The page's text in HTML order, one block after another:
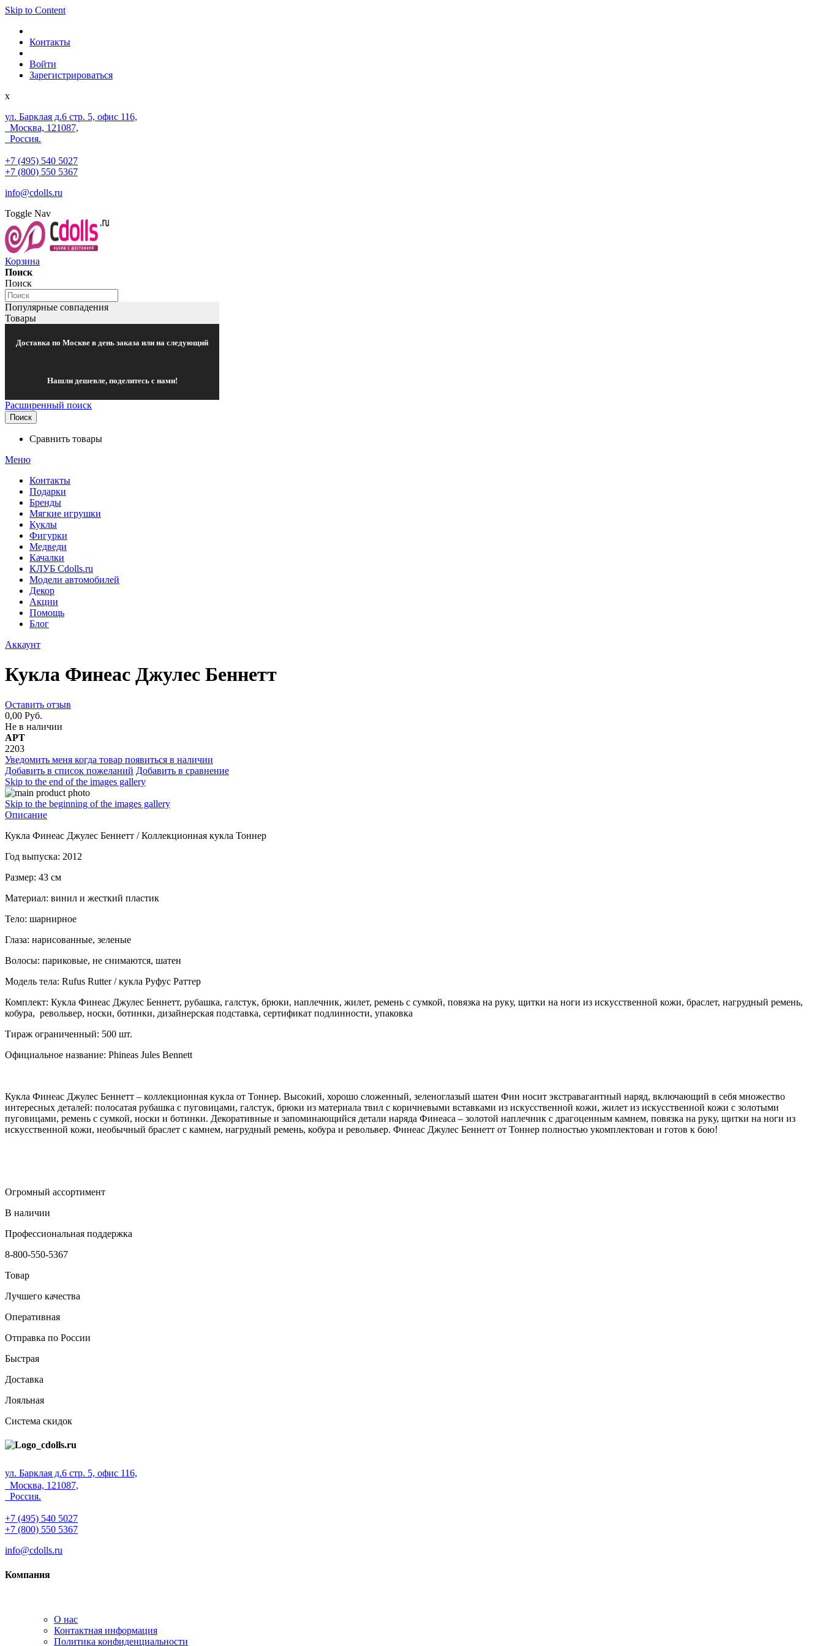
Skip to Content
Контакты
Войти
Зарегистрироваться
x
ул. Барклая д.6 стр. 5, офис 116,
Москва, 121087,
Россия.
+7 (495) 540 5027
+7 (800) 550 5367
info@cdolls.ru
Toggle Nav
Корзина
Поиск
Поиск
Популярные совпадения
Товары
Доставка по Москве в день заказа или на следующий
Нашли дешевле, поделитесь с нами!
Расширенный поиск
Поиск
Сравнить товары
Меню
Контакты
Подарки
Бренды
Мягкие игрушки
Куклы
Фигурки
Медведи
Качалки
КЛУБ Cdolls.ru
Модели автомобилей
Декор
Акции
Помощь
Блог
Аккаунт
Кукла Финеас Джулес Беннетт
Оставить отзыв
0,00 Руб.
Не в наличии
АРТ
2203
Уведомить меня когда товар появиться в наличии
Добавить в список пожеланий Добавить в сравнение
Skip to the end of the images gallery
Skip to the beginning of the images gallery
Описание
Кукла Финеас Джулес Беннетт / Коллекционная кукла Тоннер
Год выпуска: 2012
Размер: 43 см
Материал: винил и жесткий пластик
Тело: шарнирное
Глаза: нарисованные, зеленые
Волосы: париковые, не снимаются, шатен
Модель тела: Rufus Rutter / кукла Руфус Раттер
Комплект: Кукла Финеас Джулес Беннетт, рубашка, галстук, брюки, наплечник, жилет, ремень с сумкой, повязка на руку, щитки на ноги из искусственной кожи, браслет, нагрудный ремень,
кобура, револьвер, носки, ботинки, дизайнерская подставка, сертификат подлинности, упаковка
Тираж ограниченный: 500 шт.
Официальное название: Phineas Jules Bennett
Кукла Финеас Джулес Беннетт – коллекционная кукла от Тоннер. Высокий, хорошо сложенный, зеленоглазый шатен Фин носит экстравагантный наряд, включающий в себя множество
интересных деталей: полосатая рубашка с пуговицами, галстук, брюки из материала твил с коричневыми вставками из искусственной кожи, жилет из искусственной кожи с золотыми
пуговицами, ремень с сумкой, носки и ботинки. Декоративные и запоминающийся детали наряда Финеаса – золотой наплечник с драгоценным камнем, повязка на руку, щитки на ноги из
искусственной кожи, необычный браслет с камнем, нагрудный ремень, кобура и револьвер. Финеас Джулес Беннетт от Тоннер полностью укомплектован и готов к бою!
Огромный ассортимент
В наличии
Профессиональная поддержка
8-800-550-5367
Товар
Лучшего качества
Оперативная
Отправка по России
Быстрая
Доставка
Лояльная
Система скидок
ул. Барклая д.6 стр. 5, офис 116,
Москва, 121087,
Россия.
+7 (495) 540 5027
+7 (800) 550 5367
info@cdolls.ru
Компания
О нас
Контактная информация
Политика конфиденциальности